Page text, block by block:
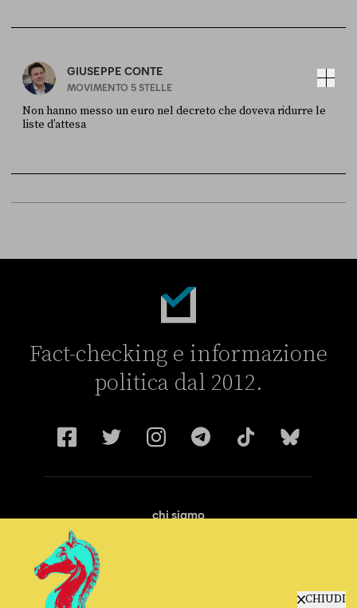
CHIUDI
GIUSEPPE CONTE
MOVIMENTO 5 STELLE
Non hanno messo un euro nel decreto che doveva ridurre le
liste d’attesa
Fact-checking e informazione
politica dal 2012.
chi siamo